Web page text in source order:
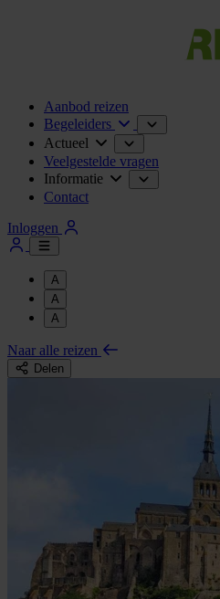
Aanbod reizen
Begeleiders
Actueel
Veelgestelde vragen
Informatie
Contact
Inloggen
A
A
A
Naar alle reizen
Delen